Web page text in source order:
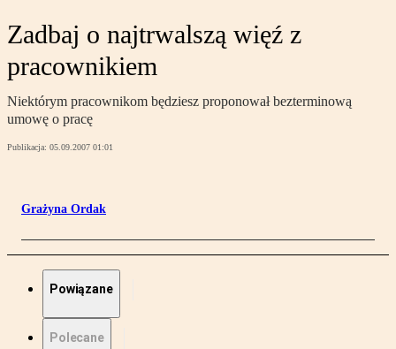
Zadbaj o najtrwalszą więź z
pracownikiem
Niektórym pracownikom będziesz proponował bezterminową
umowę o pracę
Publikacja: 05.09.2007 01:01
Grażyna Ordak
Powiązane
Polecane